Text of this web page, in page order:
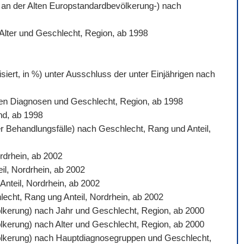
der Alten Europstandardbevölkerung-) nach
und Geschlecht, Region, ab 1998
in %) unter Ausschluss der unter Einjährigen nach
Diagnosen und Geschlecht, Region, ab 1998
ab 1998
nach Geschlecht, Rang und Anteil,
ab 2002
Nordrhein, ab 2002
Nordrhein, ab 2002
Rang ung Anteil, Nordrhein, ab 2002
nach Jahr und Geschlecht, Region, ab 2000
nach Alter und Geschlecht, Region, ab 2000
nach Hauptdiagnosegruppen und Geschlecht,